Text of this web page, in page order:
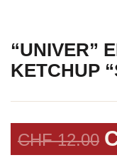
“UNIVER”
KETCHUP
CHF12.00